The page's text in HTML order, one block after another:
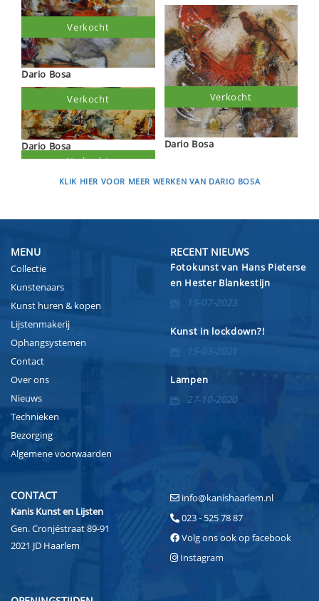
Dario Bosa
Verkocht
Dario Bosa
Verkocht
Dario Bosa
Verkocht
KLIK HIER VOOR MEER WERKEN VAN DARIO BOSA
MENU
Collectie
Kunstenaars
Kunst huren & kopen
Lijstenmakerij
Ophangsystemen
Contact
Over ons
Nieuws
Technieken
Bezorging
Algemene voorwaarden
RECENT NIEUWS
Fotokunst van Hans Pieterse
en Hester Blankestijn
15-07-2023
Kunst in lockdown?!
15-03-2021
Lampen
27-10-2020
CONTACT
Kanis Kunst en Lijsten
Gen. Cronjéstraat 89-91
2021 JD Haarlem
info@kanishaarlem.nl
023 - 525 78 87
Volg ons ook op facebook
Instagram